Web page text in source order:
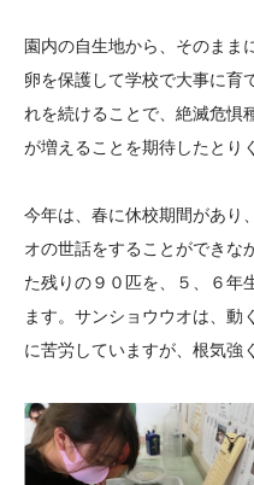
次世代理系人材育成
ログラム助成
園内の自生地から、そのまま
卵を保護して学校で大事に育
れを続けることで、絶滅危惧
が増えることを期待したとり
今年は、春に休校期間があり
オの世話をすることができな
た残りの９０匹を、５、６年
ます。サンショウウオは、動
に苦労していますが、根気強